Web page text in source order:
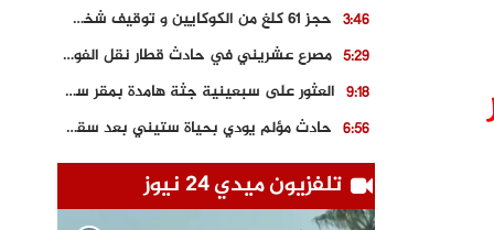
3:46
حجز 61 كلغ من الكوكايين و توقيف شخصين بالكركرات
5:29
مصرع عشريني في حادث قطار نقل الفوسفاط..
9:18
العثور على سبعينية جثة هامدة بمقر سكناها بمراكش
6:56
حادث مؤلم يودي بحياة ستيني بعد سقوطه في فرن تقليدي “للجير”
3:02
مصرع شابة ثلاثينية إثر سقوط سيارتها من منحدر خطير بالجرف الأصفر
3:04 تلفزيون ميدي 24 نيوز